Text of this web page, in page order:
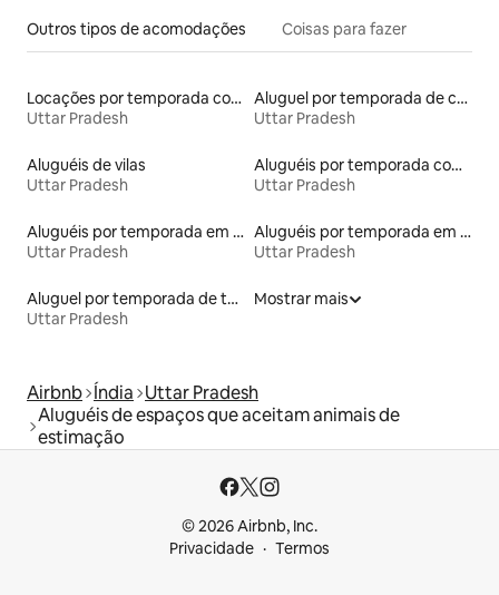
Outros tipos de acomodações Coisas para fazer
Locações por temporada com piscina
Uttar Pradesh
Aluguel por temporada de casas na terra
Uttar Pradesh
Aluguéis de vilas
Uttar Pradesh
Aluguéis por temporada com suítes privativas
Uttar Pradesh
Aluguéis por temporada em albergue
Uttar Pradesh
Aluguéis por temporada em acampamentos
Uttar Pradesh
Aluguel por temporada de townhouses
Uttar Pradesh
Mostrar mais
Airbnb Índia Uttar Pradesh
Aluguéis de espaços que aceitam animais de
estimação
© 2026 Airbnb, Inc.
Privacidade
Termos